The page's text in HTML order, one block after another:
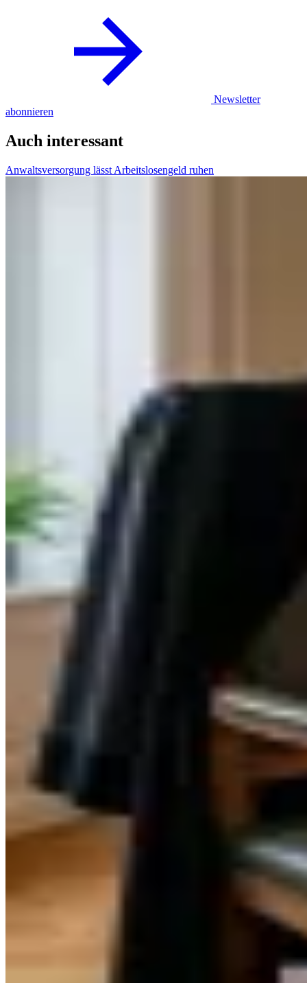
Newsletter
abonnieren
Auch interessant
Anwaltsversorgung lässt Arbeitslosengeld ruhen